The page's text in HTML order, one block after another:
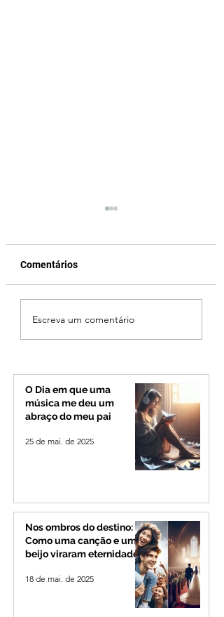
Cleitinho volta atrás,
cita mensagem divina,
mas partido nega
de Minas
Comentários
Escreva um comentário
O Dia em que uma
música me deu um
abraço do meu pai
25 de mai. de 2025
Nos ombros do destino:
Como uma canção e um
beijo viraram eternidade
18 de mai. de 2025